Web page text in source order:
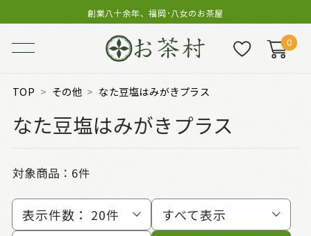
創業八十余年、福岡･八女のお茶屋
0
TOP その他 なた豆塩はみがきプラス
なた豆塩はみがきプラス
対象商品： 6件
表示件数： 20件
すべて表示